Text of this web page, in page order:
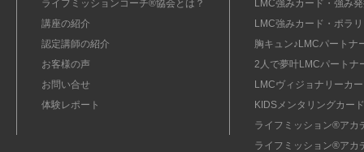
ライフミッションコーチ®協会とは？
講座の紹介
認定講師の紹介
お客様の声
お問い合せ
体験レポート
LMC強みカード・強み
LMC強みカード・ポラ
胸キュン♪LMCパートナ
2人で夢叶LMCパートナ
LMCヴィジョナリーカ
KIDSメンタリングカー
ライフミッション®︎アカ
ライフミッション®︎アカ